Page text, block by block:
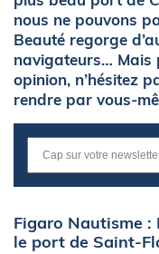
nous ne pouvons
Beauté regorge
navigateurs… Mais
opinion, n’hésitez
rendre par vous-
Figaro Nautisme :
le port de Saint-